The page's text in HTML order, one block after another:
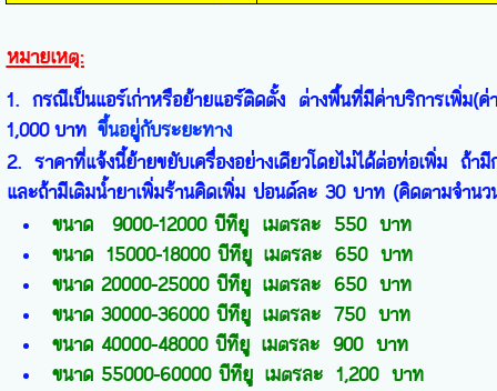
หมายเหตุ:
1. กรณีเป็นแอร์เก่าหรือย้ายแอร์ติดตั้ง ต่างพื้นที่มีค่าบริการเพิ่ม(ค่
1,000บาท ขึ้นอยู่กับระยะทาง
2. ราคาที่แจ้งนี้ย้ายขยับเครื่องอย่างเดียวโดยไม่ได้ต่อท่อเพิ่ม ถ้า
และถ้ามีเติมน้ำยาเพิ่มร้านคิดเพิ่ม ปอนด์ละ 30 บาท (คิดตามจำนว
ขนาด 9000-12000 บีทียู เมตรละ 550 บาท
ขนาด 15000-18000 บีทียู เมตรละ 650 บาท
ขนาด 20000-25000 บีทียู เมตรละ 650 บาท
ขนาด 30000-36000 บีทียู เมตรละ 750 บาท
ขนาด 40000-48000 บีทียู เมตรละ 900 บาท
ขนาด 55000-60000 บีทียู เมตรละ 1,200 บาท